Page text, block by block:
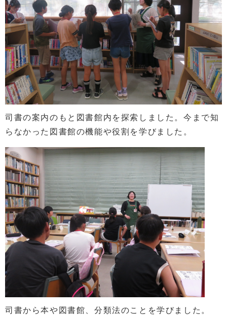
司書の案内のもと図書館内を探索しました。今まで知
らなかった図書館の機能や役割を学びました。
司書から本や図書館、分類法のことを学びました。